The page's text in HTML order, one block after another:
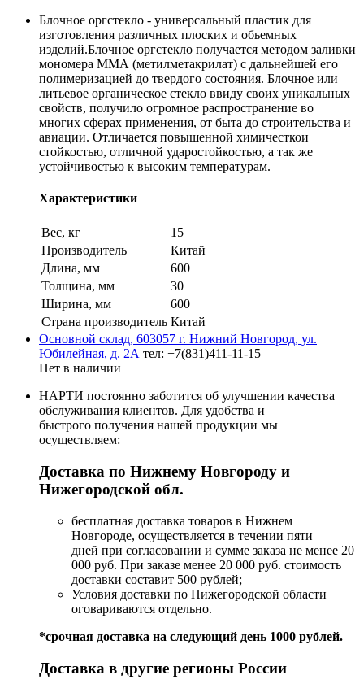
Блочное оргстекло - универсальный пластик для
изготовления различных плоских и обьемных
изделий.Блочное оргстекло получается методом заливки
мономера ММА (метилметакрилат) с дальнейшей его
полимеризацией до твердого состояния. Блочное или
литьевое органическое стекло ввиду своих уникальных
свойств, получило огромное распространение во
многих сферах применения, от быта до строительства и
авиации. Отличается повышенной химичесткои
стойкостью, отличной ударостойкостью, а так же
устойчивостью к высоким температурам.
Характеристики
Вес, кг
15
Производитель
Китай
Длина, мм
600
Толщина, мм
30
Ширина, мм
600
Страна производитель Китай
Основной склад, 603057 г. Нижний Новгород, ул.
Юбилейная, д. 2А тел: +7(831)411-11-15
Нет в наличии
НАРТИ постоянно заботится об улучшении качества
обслуживания клиентов. Для удобства и
быстрого получения нашей продукции мы
осуществляем:
Доставка по Нижнему Новгороду и
Нижегородской обл.
бесплатная доставка товаров в Нижнем
Новгороде, осуществляется в течении пяти
дней при согласовании и сумме заказа не менее 20
000 руб. При заказе менее 20 000 руб. стоимость
доставки составит 500 рублей;
Условия доставки по Нижегородской области
оговариваются отдельно.
*срочная доставка на следующий день 1000 рублей.
Доставка в другие регионы России